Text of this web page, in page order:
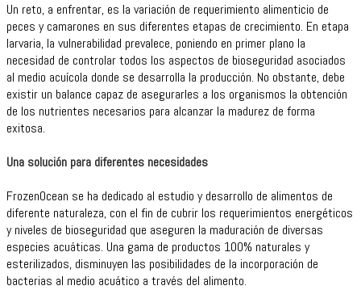
Un reto, a enfrentar, es la variación de requerimiento alimenticio de
peces y camarones en sus diferentes etapas de crecimiento. En etapa
larvaria, la vulnerabilidad prevalece, poniendo en primer plano la
necesidad de controlar todos los aspectos de bioseguridad asociados
al medio acuícola donde se desarrolla la producción. No obstante, debe
existir un balance capaz de asegurarles a los organismos la obtención
de los nutrientes necesarios para alcanzar la madurez de forma
exitosa.
Una solución para diferentes necesidades
FrozenOcean se ha dedicado al estudio y desarrollo de alimentos de
diferente naturaleza, con el fin de cubrir los requerimientos energéticos
y niveles de bioseguridad que aseguren la maduración de diversas
especies acuáticas. Una gama de productos 100% naturales y
esterilizados, disminuyen las posibilidades de la incorporación de
bacterias al medio acuático a través del alimento.